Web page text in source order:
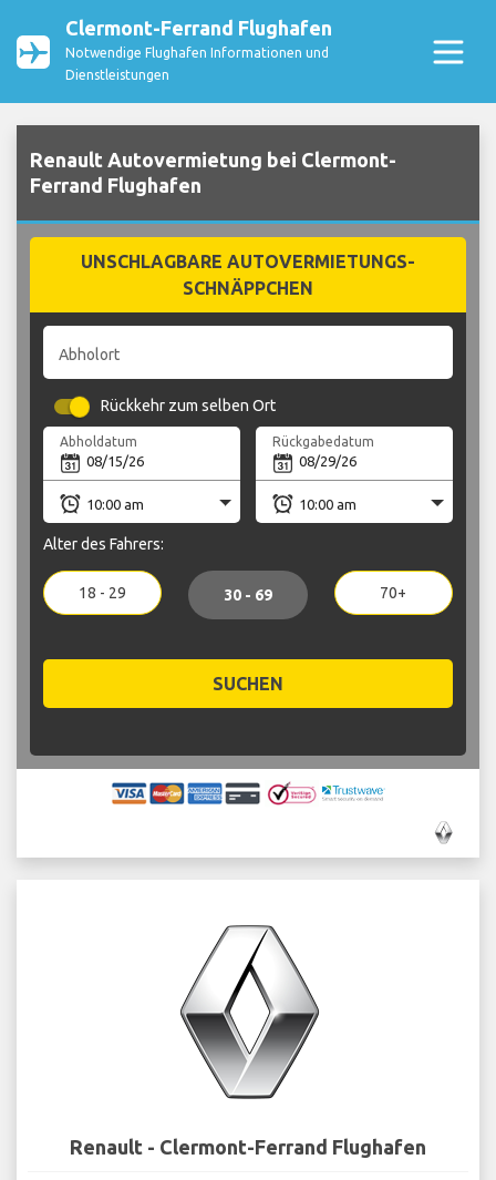
Clermont-Ferrand Flughafen
Notwendige Flughafen Informationen und
Dienstleistungen
Renault Autovermietung bei Clermont-
Ferrand Flughafen
UNSCHLAGBARE AUTOVERMIETUNGS-
SCHNÄPPCHEN
Abholort
Rückkehr zum selben Ort
Abholdatum Rückgabedatum
Alter des Fahrers:
18 - 29 30 - 69 70+
SUCHEN
Renault - Clermont-Ferrand Flughafen